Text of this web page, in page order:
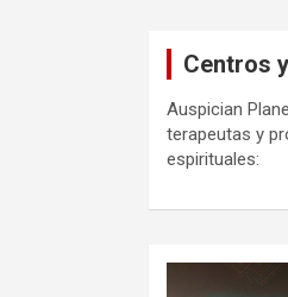
Centros
Auspician
terapeutas y
espirituales: